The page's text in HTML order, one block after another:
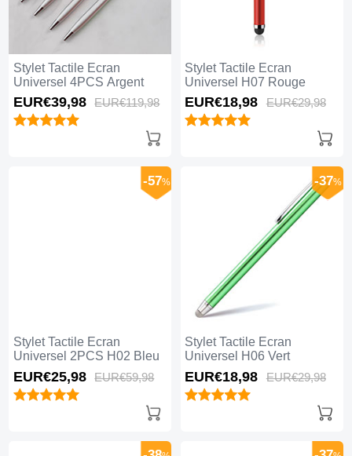
Stylet Tactile Ecran
Universel 4PCS Argent
EUR€39,98 EUR€119,98
Stylet Tactile Ecran
Universel H07 Rouge
EUR€18,98 EUR€29,98
Stylet Tactile Ecran
Universel 2PCS H02 Bleu
-57%
EUR€25,98 EUR€59,98
Stylet Tactile Ecran
Universel H06 Vert
-37%
EUR€18,98 EUR€29,98